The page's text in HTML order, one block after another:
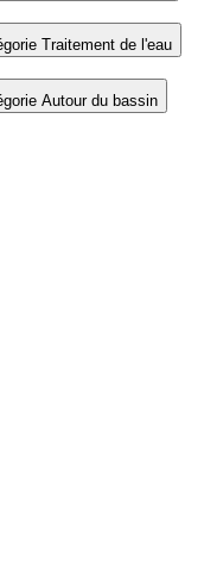
Traitement de l'eau
Autour du bassin